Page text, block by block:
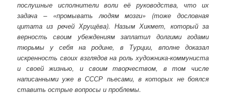
послушные исполнители воли её руководства, что их
задача – «промывать людям мозги» (тоже дословная
цитата из речей Хрущёва). Назым Хикмет, который за
верность своим убеждениям заплатил долгими годами
тюрьмы у себя на родине, в Турции, вполне доказал
искренность своих взглядов на роль художника-коммуниста
и своей жизнью, и своим творчеством, в том числе
написанными уже в СССР пьесами, в которых не боялся
ставить острые вопросы и проблемы.